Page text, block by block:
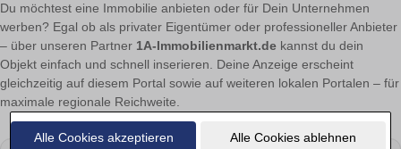
Alle Cookies akzeptieren Alle Cookies ablehnen
Du möchtest eine Immobilie anbieten oder für Dein Unternehmen
werben? Egal ob als privater Eigentümer oder professioneller Anbieter
– über unseren Partner 1A-Immobilienmarkt.de kannst du dein
Objekt einfach und schnell inserieren. Deine Anzeige erscheint
gleichzeitig auf diesem Portal sowie auf weiteren lokalen Portalen – für
maximale regionale Reichweite.